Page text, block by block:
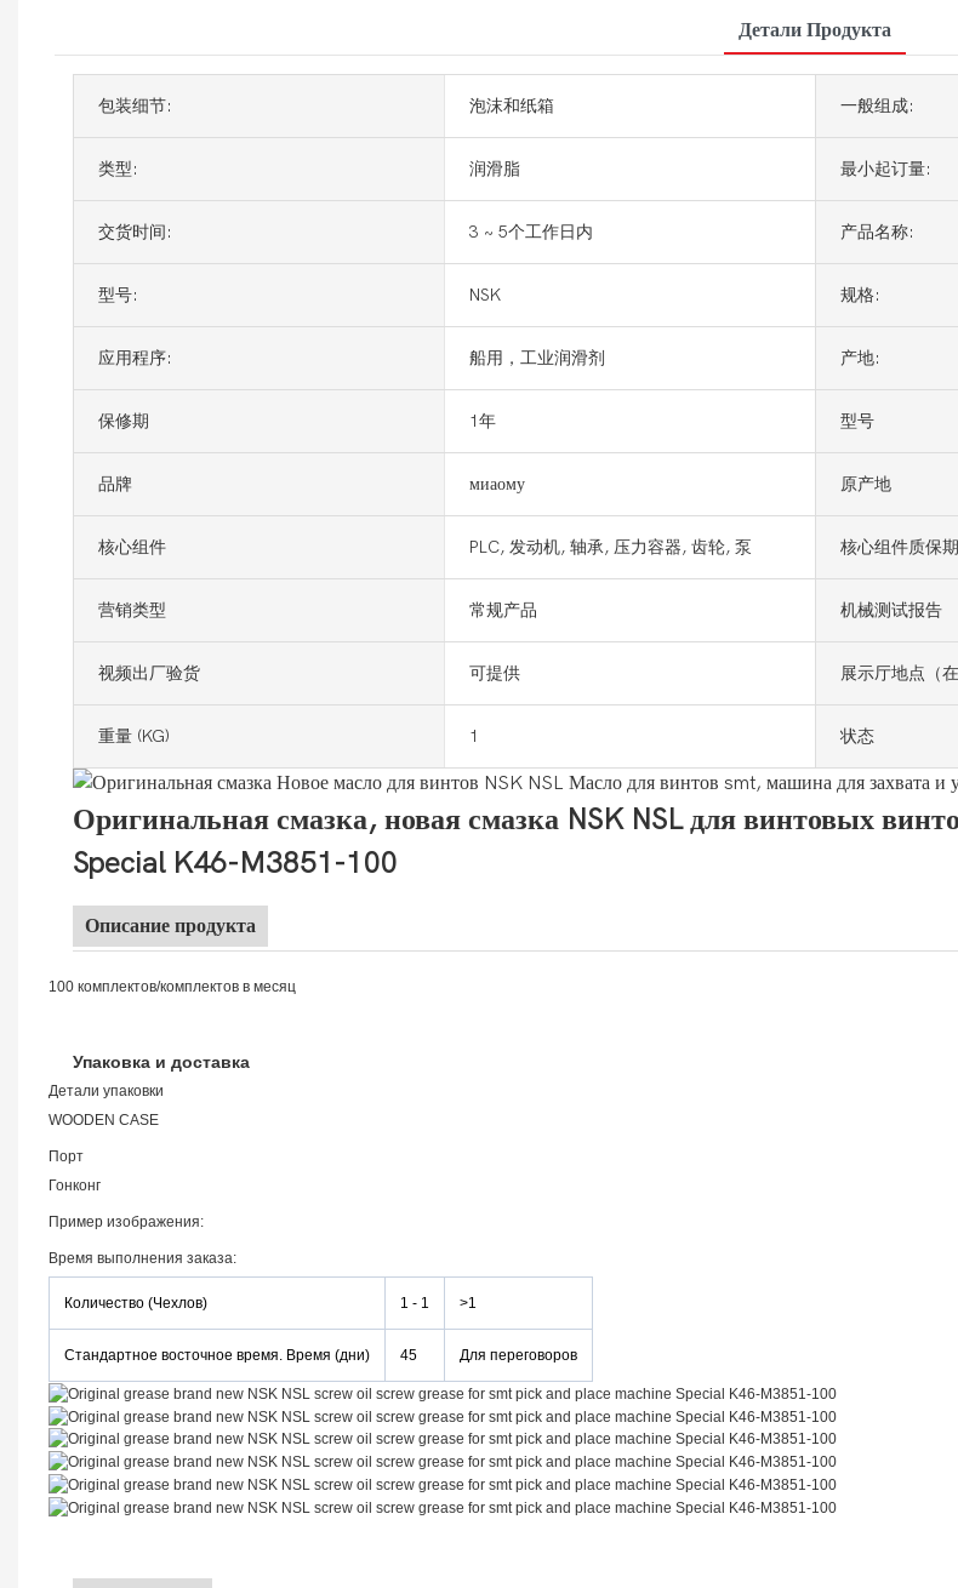
Детали Продукта
包装细节: 泡沫和纸箱 一般组成:
类型: 润滑脂 最小起订量:
交货时间: 3 ~ 5个工作日内 产品名称:
型号: NSK 规格:
应用程序: 船用，工业润滑剂 产地:
保修期 1年 型号
品牌 миаому 原产地
核心组件 PLC, 发动机, 轴承, 压力容器, 齿轮, 泵 核心组件质保期
营销类型 常规产品 机械测试报告
视频出厂验货 可提供 展示厅地点（
重量 (KG) 1 状态
Оригинальная смазка, новая смазка NSK NSL для винтовых
Special K46-M3851-100
Описание продукта
100 комплектов/комплектов в месяц
Упаковка и доставка
Детали упаковки
WOODEN CASE
Порт
Гонконг
Пример изображения:
Время выполнения заказа:
Количество (Чехлов) 1 - 1 >1
Стандартное восточное время. Время (дни) 45 Для переговоров